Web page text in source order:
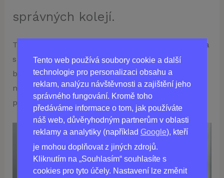
Tento web používá soubory cookie a další
technologie pro personalizaci obsahu a
reklam, analýzu návštěvnosti a zajištění jeho
správného fungování. Kromě toho
předáváme informace o tom, jak používáte
náš web, důvěryhodným partnerům v oblasti
reklamy a analytiky (například Google), kteří
je mohou doplňovat z jiných zdrojů.
Kliknutím na „Souhlasím“ souhlasíte s
cookies pro tyto účely. Nastavení lze změnit
správných kolejí.
Tento krém vyrábíme ze zcela přírodních složek, a
slibujeme rychlý analgetický účinek, který zmírní
bolest, sníží otoky a obnoví pohyblivost. Během
několika okamžiků budete jako znovuzrození a
připraveni se opět volně pohybovat.